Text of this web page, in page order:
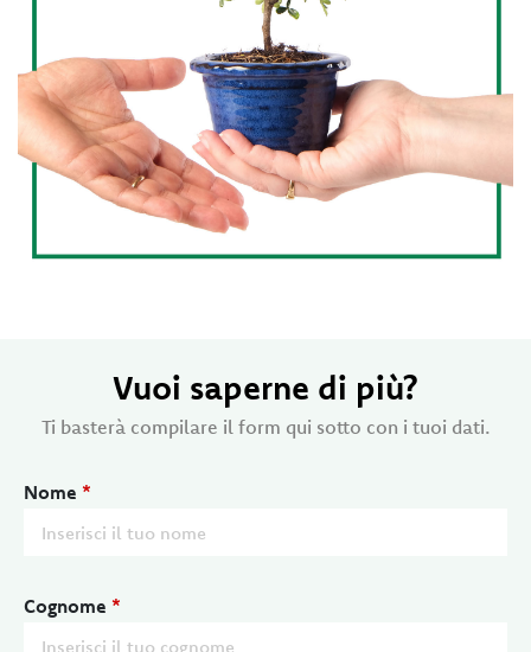
Vuoi saperne di più?
Ti basterà compilare il form qui sotto con i tuoi dati.
Nome *
Cognome *